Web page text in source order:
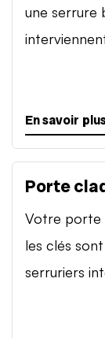
une serrure
En savoir
Porte
Votre porte
les clés
serruriers